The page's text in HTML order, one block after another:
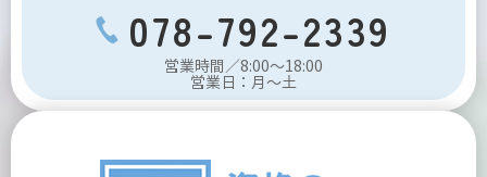
078-792-2339
営業時間／8:00～18:00
営業日：月～土